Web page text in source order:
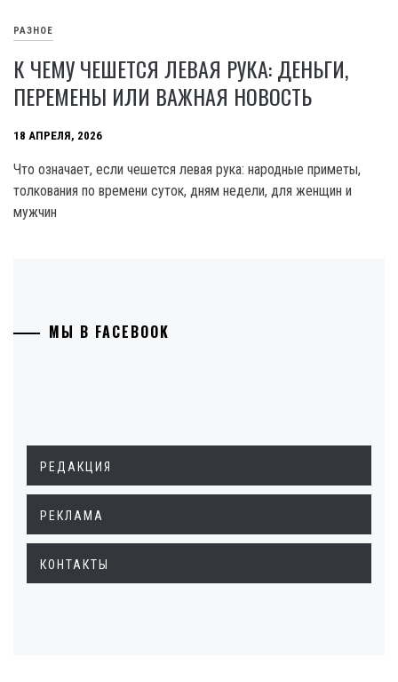
РАЗНОЕ
К ЧЕМУ ЧЕШЕТСЯ ЛЕВАЯ РУКА: ДЕНЬГИ,
ПЕРЕМЕНЫ ИЛИ ВАЖНАЯ НОВОСТЬ
18 АПРЕЛЯ, 2026
Что означает, если чешется левая рука: народные приметы,
толкования по времени суток, дням недели, для женщин и
мужчин
МЫ В FACEBOOK
РЕДАКЦИЯ
РЕКЛАМА
КОНТАКТЫ